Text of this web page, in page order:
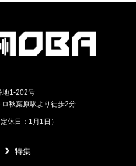
地1-202号
秋葉原駅より徒歩2分
休日：1月1日）
特集